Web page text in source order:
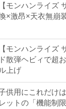
【モンハンライズ
×激昂×天衣無崩
【モンハンライズ
ド散弾ヘビィで超
ル上げ
供用にこれだけ
レットの「機能制限